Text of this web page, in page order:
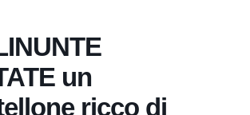
un
ricco di